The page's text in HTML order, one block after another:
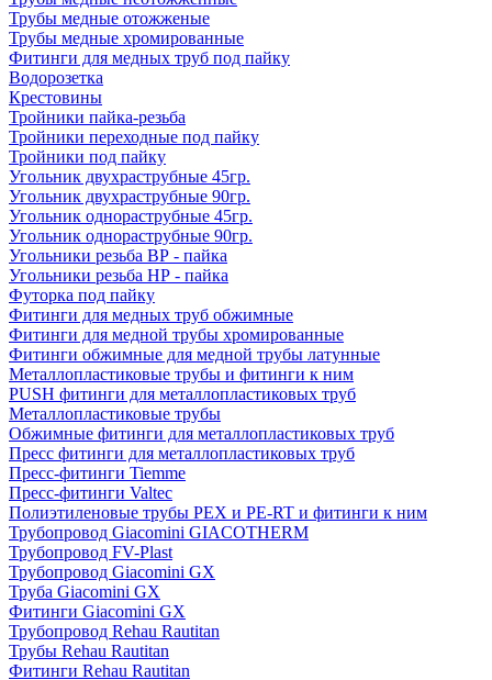
Трубы медные отожженые
Трубы медные хромированные
Фитинги для медных труб под пайку
Водорозетка
Крестовины
Тройники пайка-резьба
Тройники переходные под пайку
Тройники под пайку
Угольник двухраструбные 45гр.
Угольник двухраструбные 90гр.
Угольник однораструбные 45гр.
Угольник однораструбные 90гр.
Угольники резьба ВР - пайка
Угольники резьба НР - пайка
Футорка под пайку
Фитинги для медных труб обжимные
Фитинги для медной трубы хромированные
Фитинги обжимные для медной трубы латунные
Металлопластиковые трубы и фитинги к ним
PUSH фитинги для металлопластиковых труб
Металлопластиковые трубы
Обжимные фитинги для металлопластиковых труб
Пресс фитинги для металлопластиковых труб
Пресс-фитинги Tiemme
Пресс-фитинги Valtec
Полиэтиленовые трубы PEX и PE-RT и фитинги к ним
Трубопровод Giacomini GIACOTHERM
Трубопровод FV-Plast
Трубопровод Giacomini GX
Труба Giacomini GX
Фитинги Giacomini GX
Трубопровод Rehau Rautitan
Трубы Rehau Rautitan
Фитинги Rehau Rautitan